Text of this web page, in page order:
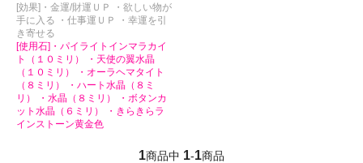
[効果]・金運/財運ＵＰ ・欲しい物が
手に入る ・仕事運ＵＰ ・幸運を引
き寄せる
[使用石]・パイライトインマラカイ
ト（１０ミリ） ・天使の翼水晶
（１０ミリ） ・オーラヘマタイト
（８ミリ） ・ハート水晶（８ミ
リ） ・水晶（８ミリ） ・ボタンカ
ット水晶（６ミリ） ・きらきらラ
インストーン黄金色
1商品中 1-1商品